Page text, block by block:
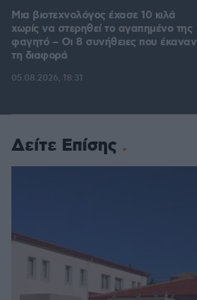
Μια βιοτεχνολόγος έχασε 10 κιλά
χωρίς να στερηθεί το αγαπημένο της
φαγητό – Οι 8 συνήθειες που έκαναν
τη διαφορά
05.08.2026, 18:31
Δείτε Επίσης